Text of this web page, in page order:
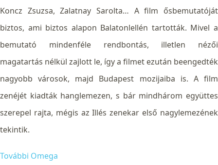
Koncz Zsuzsa, Zalatnay Sarolta… A film ősbemutatóját
biztos, ami biztos alapon Balatonlellén tartották. Mivel a
bemutató mindenféle rendbontás, illetlen nézői
magatartás nélkül zajlott le, így a filmet ezután beengedték
nagyobb városok, majd Budapest mozijaiba is. A film
zenéjét kiadták hanglemezen, s bár mindhárom együttes
szerepel rajta, mégis az Illés zenekar első nagylemezének
tekintik.
További Omega